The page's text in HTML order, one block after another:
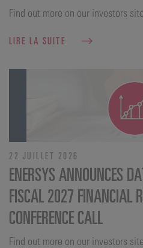
Find out more on our investors site.
LIRE LA SUITE
22 JUILLET 2026
ENERSYS ANNOUNCES
FISCAL 2027 FINANCIAL
CONFERENCE CALL
Find out more on our investors site.